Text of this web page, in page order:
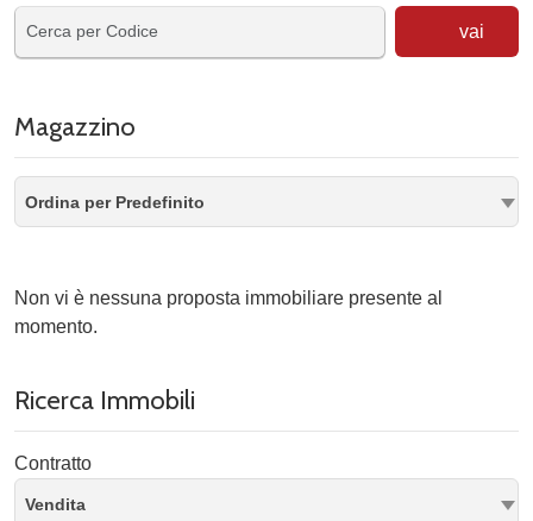
vai
Magazzino
Ordina per Predefinito
Non vi è nessuna proposta immobiliare presente al
momento.
Ricerca Immobili
Contratto
Vendita